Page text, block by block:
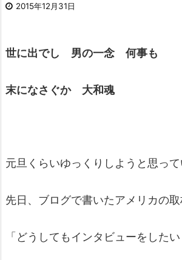
2015年12月31日
世に出でし 男の一念 何事も
末になさぐか 大和魂
元旦くらいゆっくりしようと思って
先日、ブログで書いたアメリカの取
「どうしてもインタビューをしたい